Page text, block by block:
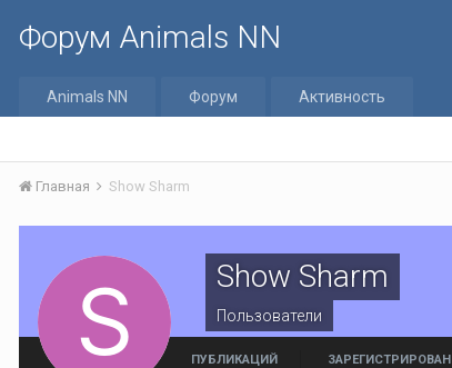
Форум Animals NN
Animals NN Форум Активность
Главная Show Sharm
Show Sharm
Пользователи
ПУБЛИКАЦИЙ ЗАРЕГИСТРИРОВАН